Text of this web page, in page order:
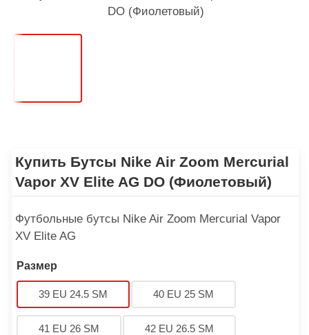
Купить Бутсы Nike Air Zoom Mercurial
Vapor XV Elite AG DO (Фиолетовый)
Футбольные бутсы Nike Air Zoom Mercurial Vapor
XV Elite AG
Размер
39 EU 24.5 SM 40 EU 25 SM
41 EU 26 SM 42 EU 26.5 SM